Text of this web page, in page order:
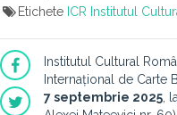
Etichete ICR Institutul
Institutul Cultural
Internațional de Carte
7 septembrie 2025 ,